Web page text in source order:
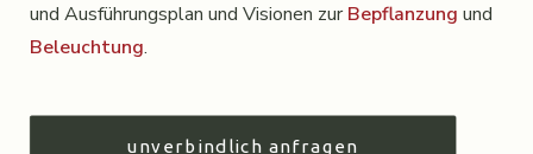
und Ausführungsplan und Visionen zurBepflanzung und
Beleuchtung.
unverbindlich anfragen